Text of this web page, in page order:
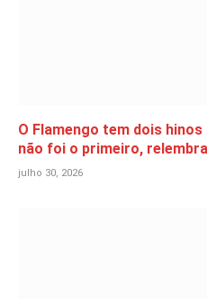
O Flamengo tem dois
não foi o primeiro,
julho 30, 2026